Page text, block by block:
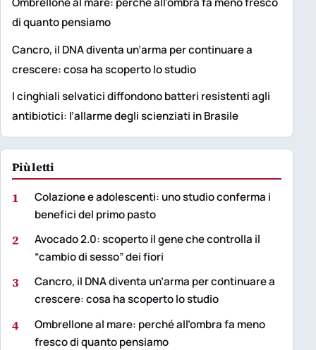
di quanto pensiamo
Cancro, il DNA diventa un’arma per continuare a
crescere: cosa ha scoperto lo studio
I cinghiali selvatici diffondono batteri resistenti agli
antibiotici: l’allarme degli scienziati in Brasile
Più letti
1
Colazione e adolescenti: uno studio conferma i
benefici del primo pasto
2
Avocado 2.0: scoperto il gene che controlla il
“cambio di sesso” dei fiori
3
Cancro, il DNA diventa un’arma per continuare a
crescere: cosa ha scoperto lo studio
4
Ombrellone al mare: perché all’ombra fa meno
fresco di quanto pensiamo